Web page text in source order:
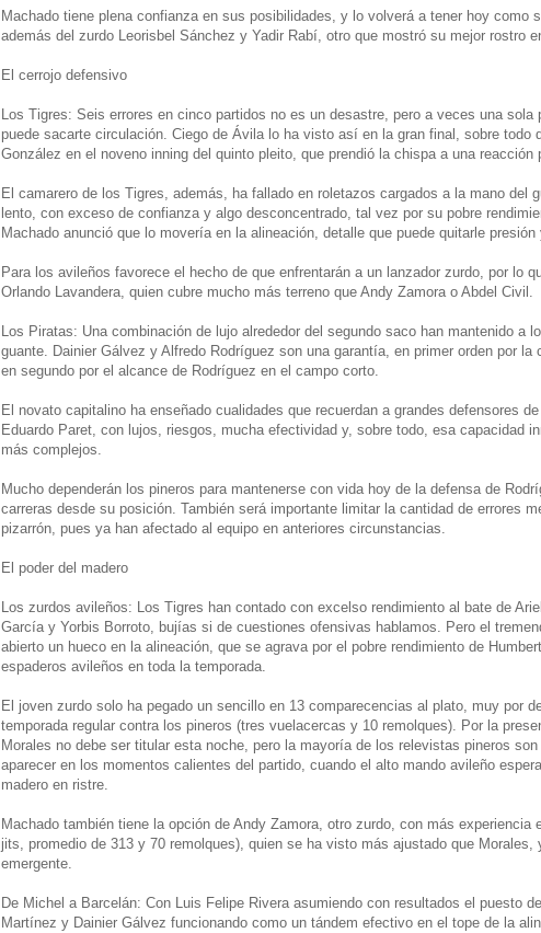
Machado tiene plena confianza en sus posibilidades, y lo volverá a tener hoy como
además del zurdo Leorisbel Sánchez y Yadir Rabí, otro que mostró su mejor rostro
El cerrojo defensivo
Los Tigres: Seis errores en cinco partidos no es un desastre, pero a veces una
puede sacarte circulación. Ciego de Ávila lo ha visto así en la gran final, sobre todo
González en el noveno inning del quinto pleito, que prendió la chispa a una reacción
El camarero de los Tigres, además, ha fallado en roletazos cargados a la mano del
lento, con exceso de confianza y algo desconcentrado, tal vez por su pobre
Machado anunció que lo movería en la alineación, detalle que puede quitarle
Para los avileños favorece el hecho de que enfrentarán a un lanzador zurdo, por lo
Orlando Lavandera, quien cubre mucho más terreno que Andy Zamora o Abdel Civil.
Los Piratas: Una combinación de lujo alrededor del segundo saco han mantenido a
guante. Dainier Gálvez y Alfredo Rodríguez son una garantía, en primer orden por
en segundo por el alcance de Rodríguez en el campo corto.
El novato capitalino ha enseñado cualidades que recuerdan a grandes defensores
Eduardo Paret, con lujos, riesgos, mucha efectividad y, sobre todo, esa capacidad
más complejos.
Mucho dependerán los pineros para mantenerse con vida hoy de la defensa de
carreras desde su posición. También será importante limitar la cantidad de errores
pizarrón, pues ya han afectado al equipo en anteriores circunstancias.
El poder del madero
Los zurdos avileños: Los Tigres han contado con excelso rendimiento al bate de
García y Yorbis Borroto, bujías si de cuestiones ofensivas hablamos. Pero el
abierto un hueco en la alineación, que se agrava por el pobre rendimiento de
espaderos avileños en toda la temporada.
El joven zurdo solo ha pegado un sencillo en 13 comparecencias al plato, muy por
temporada regular contra los pineros (tres vuelacercas y 10 remolques). Por la
Morales no debe ser titular esta noche, pero la mayoría de los relevistas pineros
aparecer en los momentos calientes del partido, cuando el alto mando avileño
madero en ristre.
Machado también tiene la opción de Andy Zamora, otro zurdo, con más experiencia
jits, promedio de 313 y 70 remolques), quien se ha visto más ajustado que Morales,
emergente.
De Michel a Barcelán: Con Luis Felipe Rivera asumiendo con resultados el puesto
Martínez y Dainier Gálvez funcionando como un tándem efectivo en el tope de la